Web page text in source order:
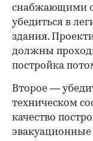
снабжающими
убедиться в
здания.
должны
постройка
Второе —
техническом
качество